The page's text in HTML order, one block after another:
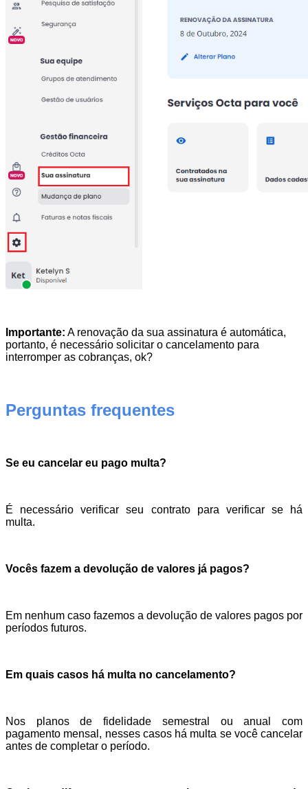
Importante: A renovação da sua assinatura é automática,
portanto, é necessário solicitar o cancelamento para
interromper as cobranças, ok?
Perguntas frequentes
Se eu cancelar eu pago multa?
É necessário verificar seu contrato para verificar se há
multa.
Vocês fazem a devolução de valores já pagos?
Em nenhum caso fazemos a devolução de valores pagos por
períodos futuros.
Em quais casos há multa no cancelamento?
Nos planos de fidelidade semestral ou anual com
pagamento mensal, nesses casos há multa se você cancelar
antes de completar o período.